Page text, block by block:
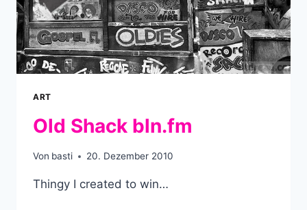
ART
Old Shack bln.fm
Von basti 20. Dezember 2010
Thingy I created to win…